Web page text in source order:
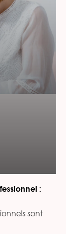
:
sont